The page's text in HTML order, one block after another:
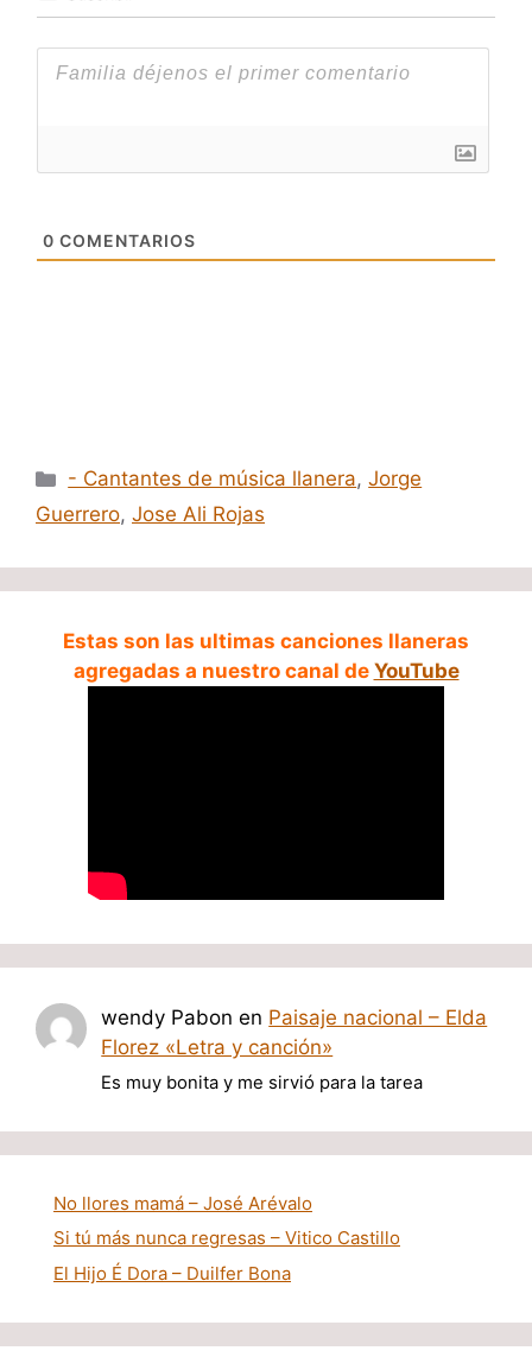
0 COMENTARIOS
Categorías
- Cantantes de música llanera,Jorge
Guerrero, Jose Ali Rojas
Estas son las ultimas canciones llaneras
agregadas a nuestro canal de YouTube
wendy Pabon en Paisaje nacional – Elda
Florez «Letra y canción»
Es muy bonita y me sirvió para la tarea
No llores mamá – José Arévalo
Si tú más nunca regresas – Vitico Castillo
El Hijo É Dora – Duilfer Bona